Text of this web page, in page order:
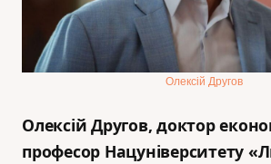
Олексій Другов
Олексій Другов, доктор
професор Нацуніверситету